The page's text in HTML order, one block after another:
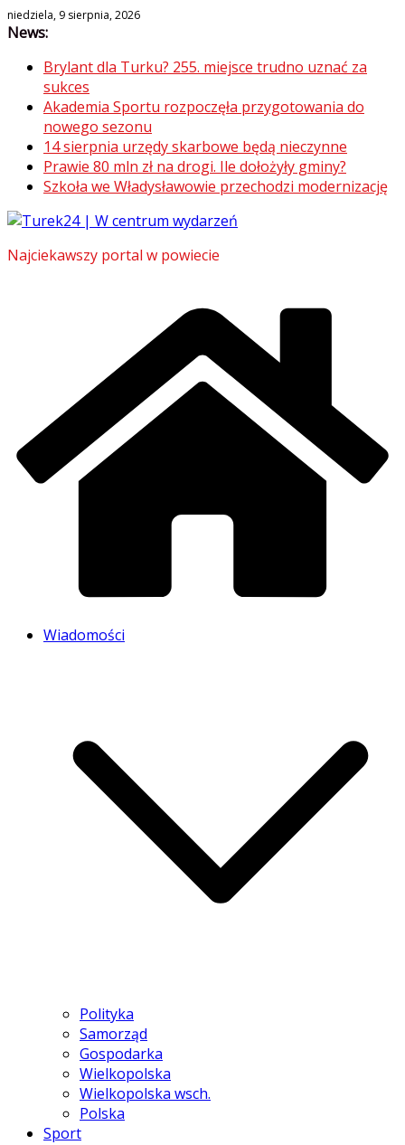
Skip
to
niedziela, 9 sierpnia, 2026
News:
Brylant dla Turku? 255. miejsce trudno uznać za
sukces
Akademia Sportu rozpoczęła przygotowania do
nowego sezonu
14 sierpnia urzędy skarbowe będą nieczynne
Prawie 80 mln zł na drogi. Ile dołożyły gminy?
Szkoła we Władysławowie przechodzi modernizację
Najciekawszy portal w powiecie
Wiadomości
Polityka
Samorząd
Gospodarka
Wielkopolska
Wielkopolska wsch.
Polska
Sport